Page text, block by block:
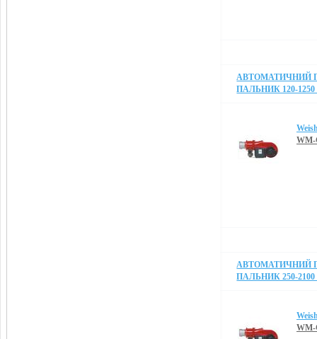
АВТОМАТИЧНИЙ
ПАЛЬНИК 120-
WM-
АВТОМАТИЧНИЙ
ПАЛЬНИК 250-
WM-